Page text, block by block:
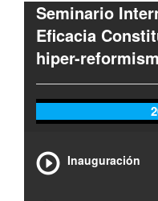
Seminario
Eficacia
hiper-
Inauguración